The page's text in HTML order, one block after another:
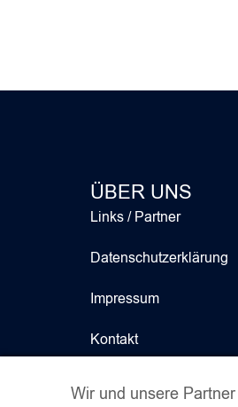
ÜBER UNS
Links / Partner
Datenschutzerklärung
Impressum
Kontakt
Wir und unsere